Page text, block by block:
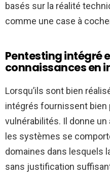
basés sur la réalité
comme une case à
Pentesting intégré
connaissances en
Lorsqu’ils sont bien
intégrés fournissent bien
vulnérabilités. Il donne
les systèmes se
domaines dans lesquels
sans justification